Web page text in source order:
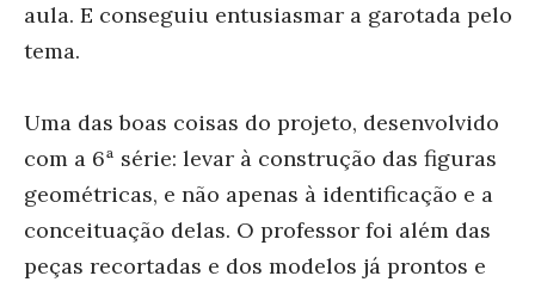
aula. E conseguiu entusiasmar a garotada pelo
tema.
Uma das boas coisas do projeto, desenvolvido
com a 6ª série: levar à construção das figuras
geométricas, e não apenas à identificação e a
conceituação delas. O professor foi além das
peças recortadas e dos modelos já prontos e